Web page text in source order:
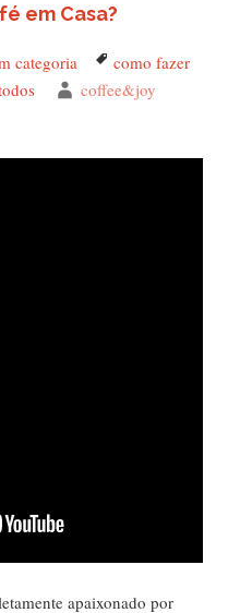
em Casa?
categoria Tags
como fazer
Autor
coffee&joy
apaixonado por